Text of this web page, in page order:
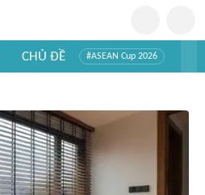
CHỦ ĐỀ #ASEAN Cup 2026